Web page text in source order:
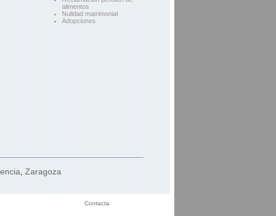
alimentos
Nulidad matrimonial
Adopciones
Zaragoza
Contacta